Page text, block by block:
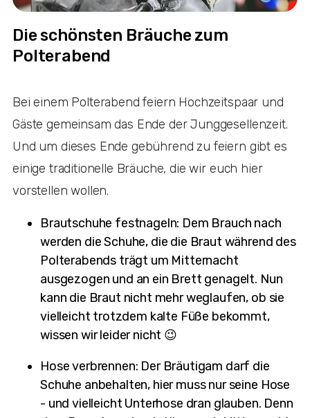
Die schönsten Bräuche zum
Polterabend
Bei einem Polterabend feiern Hochzeitspaar und
Gäste gemeinsam das Ende der Junggesellenzeit.
Und um dieses Ende gebührend zu feiern gibt es
einige traditionelle Bräuche, die wir euch hier
vorstellen wollen.
Brautschuhe festnageln: Dem Brauch nach
werden die Schuhe, die die Braut während des
Polterabends trägt um Mitternacht
ausgezogen und an ein Brett genagelt. Nun
kann die Braut nicht mehr weglaufen, ob sie
vielleicht trotzdem kalte Füße bekommt,
wissen wir leider nicht 😉
Hose verbrennen: Der Bräutigam darf die
Schuhe anbehalten, hier muss nur seine Hose
- und vielleicht Unterhose dran glauben. Denn